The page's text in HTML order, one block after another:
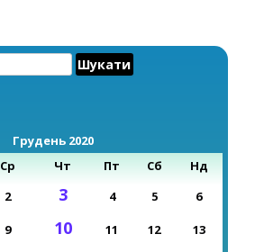
Грудень 2020
Ср Чт Пт Сб
Нд
2 3 4 5 6
9 10 11 12 13